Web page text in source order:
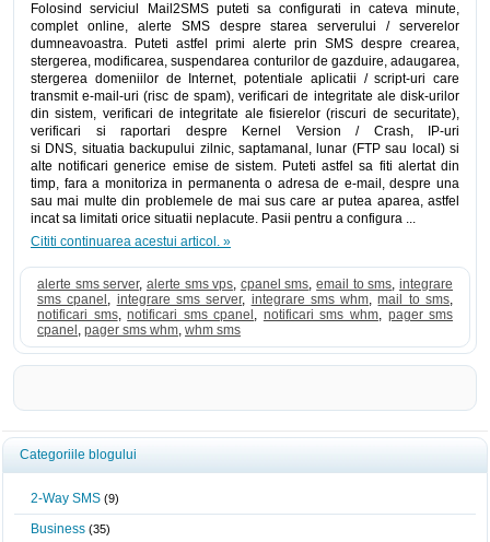
Folosind serviciul Mail2SMS puteti sa configurati in cateva minute,
complet online, alerte SMS despre starea serverului / serverelor
dumneavoastra. Puteti astfel primi alerte prin SMS despre crearea,
stergerea, modificarea, suspendarea conturilor de gazduire, adaugarea,
stergerea domeniilor de Internet, potentiale aplicatii / script-uri care
transmit e-mail-uri (risc de spam), verificari de integritate ale disk-urilor
din sistem, verificari de integritate ale fisierelor (riscuri de securitate),
verificari si raportari despre Kernel Version / Crash, IP-uri
si DNS, situatia backupului zilnic, saptamanal, lunar (FTP sau local) si
alte notificari generice emise de sistem. Puteti astfel sa fiti alertat din
timp, fara a monitoriza in permanenta o adresa de e-mail, despre una
sau mai multe din problemele de mai sus care ar putea aparea, astfel
incat sa limitati orice situatii neplacute. Pasii pentru a configura ...
Cititi continuarea acestui articol. »
alerte sms server, alerte sms vps, cpanel sms,email to sms,integrare
sms cpanel , integrare sms server, integrare sms whm,mail to sms,
notificari sms,notificari sms cpanel , notificari sms whm, pager sms
cpanel , pager sms whm, whm sms
Categoriile blogului
2-Way SMS (9)
Business (35)